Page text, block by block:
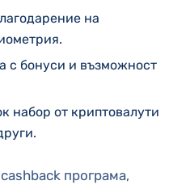
на
с бонуси и възможност
набор от криптовалути
програма,